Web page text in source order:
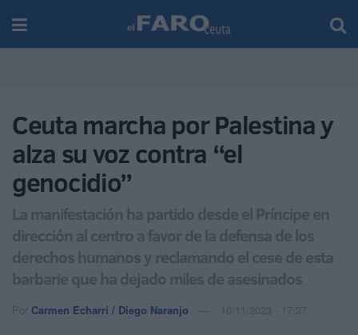
Ceuta marcha por Palestina y
alza su voz contra “el
genocidio”
La manifestación ha partido desde el Príncipe en
dirección al centro a favor de la defensa de los
derechos humanos y reclamando el cese de esta
barbarie que ha dejado miles de asesinados
Por Carmen Echarri / Diego Naranjo 10/11/2023 - 17:37